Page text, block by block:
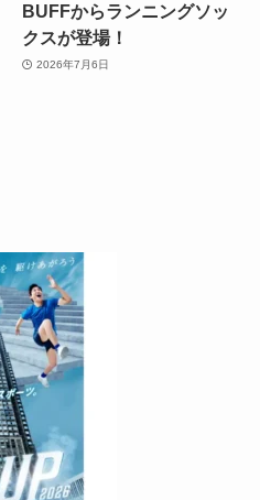
BUFFからランニングソッ
クスが登場！
2026年7月6日